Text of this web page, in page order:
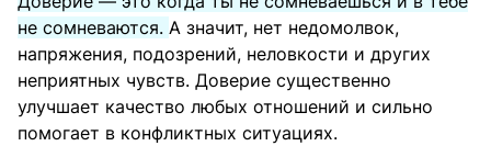
не сомневаются. А значит, нет недомолвок,
напряжения, подозрений, неловкости и других
неприятных чувств. Доверие существенно
улучшает качество любых отношений и сильно
помогает в конфликтных ситуациях.